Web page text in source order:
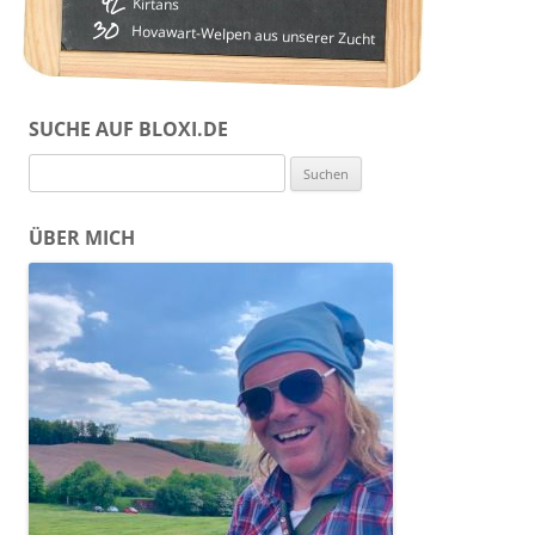
30 Hovawart-Welpen aus unserer Zucht
SUCHE AUF BLOXI.DE
nach:
ÜBER MICH